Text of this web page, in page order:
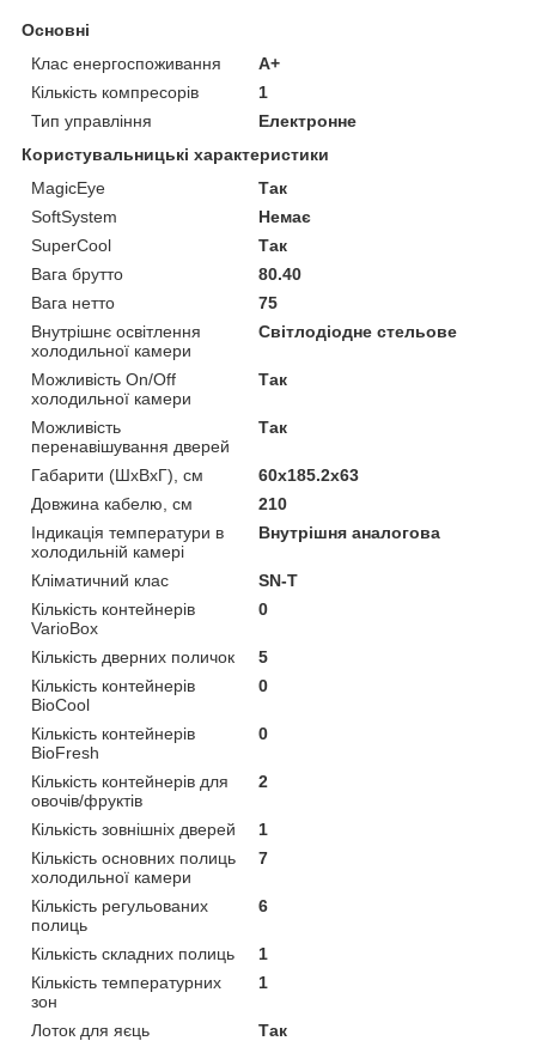
Основні
Клас енергоспоживання
A+
Кількість компресорів
1
Тип управління
Електронне
Користувальницькі характеристики
MagicEye
Так
SoftSystem
Немає
SuperCool
Так
Вага брутто
80.40
Вага нетто
75
Внутрішнє освітлення
холодильної камери
Світлодіодне стельове
Можливість On/Off
холодильної камери
Так
Можливість
перенавішування дверей
Так
Габарити (ШхВхГ), см
60x185.2x63
Довжина кабелю, см
210
Індикація температури в
холодильній камері
Внутрішня аналогова
Кліматичний клас
SN-T
Кількість контейнерів
VarioBox
0
Кількість дверних поличок
5
Кількість контейнерів
BioCool
0
Кількість контейнерів
BioFresh
0
Кількість контейнерів для
овочів/фруктів
2
Кількість зовнішніх дверей
1
Кількість основних полиць
холодильної камери
7
Кількість регульованих
полиць
6
Кількість складних полиць
1
Кількість температурних
зон
1
Лоток для яєць Так